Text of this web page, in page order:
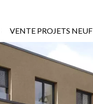
VENTE PROJETS NEUF